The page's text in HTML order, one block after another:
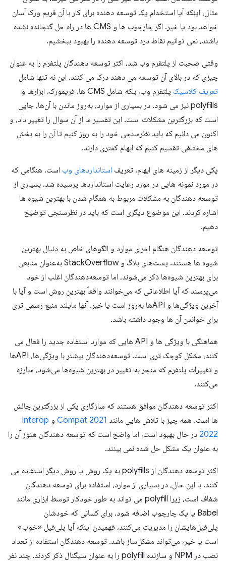
مثال، اینکه آیا استخدام یک توسعه دهنده برای کار با آن فریم ورک آسان
خواهد بود یا خیر. اگر چارچوب ها و CMS ها در راه حل گنجانده نشده
باشند، نمی توانیم نقاط درد توسعه دهنده را بهبود ببخشیم.
وقتی صحبت از پلتفرم وب شد، اکثر توسعه دهندگان پلتفرم را به عنوان
چیزی که در بالای آن توسعه می دهند درک می کنند. این نه تنها شامل
تعریف کلاسیک
پلتفرم وب، بلکه شامل CMS ها، فریمورک، ابزارها و
polyfills نیز می شود. در بسیاری از موارد، به‌روز ماندن با آن‌ها، جایی
است که بزرگترین مشکلات است. این تفسیر ما از آن سوال را تغییر داد، و
اکنون می دانیم که باید نظرسنجی خود را به روز کنیم تا آن را به بخش
های مختلفی تقسیم کنیم که ابهام کمتری دارند.
یکی دیگر از زمینه های ابهام، تعریف استانداردهای وب است. هنگامی که
در مورد نمونه هایی در مورد رعایت استانداردها پرسیده شد، بسیاری از
توسعه دهندگان به مشکلات مربوط به همگام شدن با بهترین شیوه ها
اشاره کردند. این موضوع دیگری است که باید در نظرسنجی توضیح
دهیم.
توسعه دهندگان هنگام اجرای موارد و الگوهای خاص به دنبال بهترین
شیوه ها هستند. پست‌های بلاگ و StackOverflow به‌عنوان منابعی
برای بهترین شیوه‌ها ذکر می‌شوند، اما توسعه‌دهندگان اغلب از خود
می‌پرسند که آیا اطلاعاتی که می‌خوانند واقعاً بهترین روش است و آیا با
آخرین ویژگی‌ها و APIها به‌روز است یا خیر. آنها مایلند منبع رسمی تری
برای خواندن آن ها وجود داشته باشد.
هماهنگی با ویژگی ها و API هایی که موارد استفاده جدید را فعال می
کنند، مشکل کوچک تری است. توسعه‌دهندگان بیشتر با ویژگی‌ها، APIها
و تغییرات پلتفرم که منجر به تغییر در بهترین شیوه‌ها می‌شود، مبارزه
می‌کنند.
اکثر توسعه دهندگان موافق هستند که سازگاری یکی از بزرگترین چالش
ها است. همه چیز با تلاش هایی مانند Compat 2021 و Interop
2022 در حال بهبود است، اما واضح است که توسعه دهندگان هنوز آن را
به عنوان یک مشکل حل شده نمی بینند.
اکثر توسعه دهندگان از polyfills به یک روش یا روش دیگر استفاده می
کنند. با این حال، در بسیاری از موارد، استفاده برای توسعه دهندگان
شفاف است، زیرا polyfill می تواند به طور خودکار توسط ابزاری مانند
Babel یا یک چارچوب اضافه شود. برای کسانی که خودشان
پلی‌فیل‌هایشان را مدیریت می‌کنند، فهمیدن اینکه آیا پلی‌فیل «خوب»
است یا خیر، می‌تواند مشکل‌ساز باشد. توسعه دهندگان استفاده از تعداد
نصب در NPM و سازنده polyfill را به عنوان سیگنال ذکر کردند. چند نفر